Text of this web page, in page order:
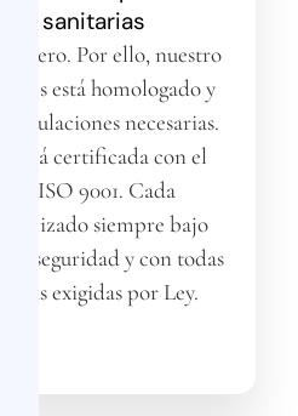
sanitarias
Por ello, nuestro
está homologado y
titulaciones necesarias.
está certificada con el
el ISO 9001. Cada
realizado siempre bajo
de seguridad y con todas
exigidas por Ley.